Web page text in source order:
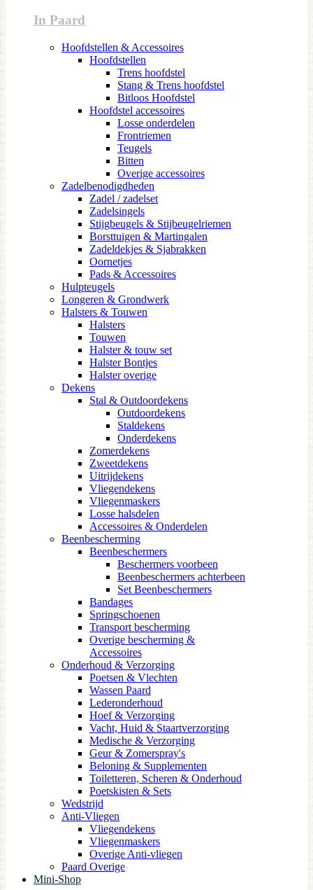
In Paard
Hoofdstellen & Accessoires
Hoofdstellen
Trens hoofdstel
Stang & Trens hoofdstel
Bitloos Hoofdstel
Hoofdstel accessoires
Losse onderdelen
Frontriemen
Teugels
Bitten
Overige accessoires
Zadelbenodigdheden
Zadel / zadelset
Zadelsingels
Stijgbeugels & Stijbeugelriemen
Borsttuigen & Martingalen
Zadeldekjes & Sjabrakken
Oornetjes
Pads & Accessoires
Hulpteugels
Longeren & Grondwerk
Halsters & Touwen
Halsters
Touwen
Halster & touw set
Halster Bontjes
Halster overige
Dekens
Stal & Outdoordekens
Outdoordekens
Staldekens
Onderdekens
Zomerdekens
Zweetdekens
Uitrijdekens
Vliegendekens
Vliegenmaskers
Losse halsdelen
Accessoires & Onderdelen
Beenbescherming
Beenbeschermers
Beschermers voorbeen
Beenbeschermers achterbeen
Set Beenbeschermers
Bandages
Springschoenen
Transport bescherming
Overige bescherming &
Accessoires
Onderhoud & Verzorging
Poetsen & Vlechten
Wassen Paard
Lederonderhoud
Hoef & Verzorging
Vacht, Huid & Staartverzorging
Medische & Verzorging
Geur & Zomerspray's
Beloning & Supplementen
Toiletteren, Scheren & Onderhoud
Poetskisten & Sets
Wedstrijd
Anti-Vliegen
Vliegendekens
Vliegenmaskers
Overige Anti-vliegen
Paard Overige
Mini-Shop